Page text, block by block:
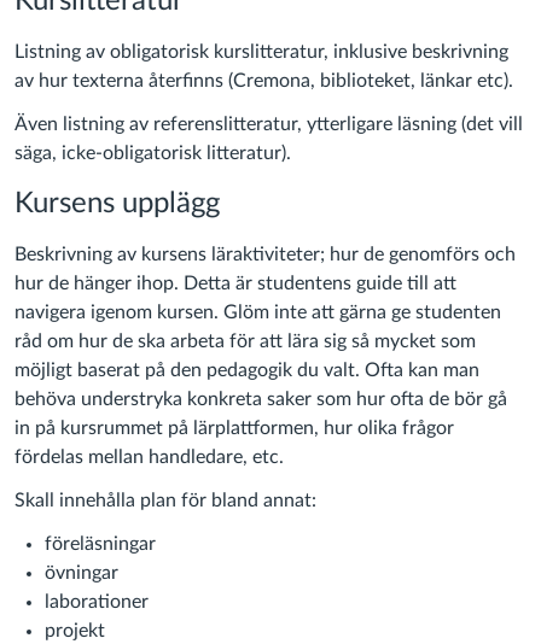
Listning av obligatorisk kurslitteratur, inklusive beskrivning
av hur texterna återfinns (Cremona, biblioteket, länkar etc).
Även listning av referenslitteratur, ytterligare läsning (det vill
säga, icke-obligatorisk litteratur).
Kursens upplägg
Beskrivning av kursens läraktiviteter; hur de genomförs och
hur de hänger ihop. Detta är studentens guide till att
navigera igenom kursen. Glöm inte att gärna ge studenten
råd om hur de ska arbeta för att lära sig så mycket som
möjligt baserat på den pedagogik du valt. Ofta kan man
behöva understryka konkreta saker som hur ofta de bör gå
in på kursrummet på lärplattformen, hur olika frågor
fördelas mellan handledare, etc.
Skall innehålla plan för bland annat:
föreläsningar
övningar
laborationer
projekt